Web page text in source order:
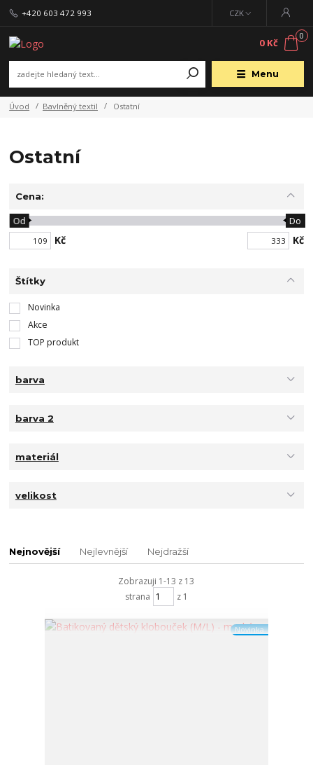
Menu
CZK
+420 603 472 993
0
0 Kč
Úvod Bavlněný textil Ostatní
Ostatní
Cena:
Kč
Od Do
Kč
Štítky
Novinka
Akce
TOP produkt
barva
barva 2
materiál
velikost
Nejnovější Nejlevnější Nejdražší
Zobrazuji 1-13 z 13
strana
z 1
Novinka